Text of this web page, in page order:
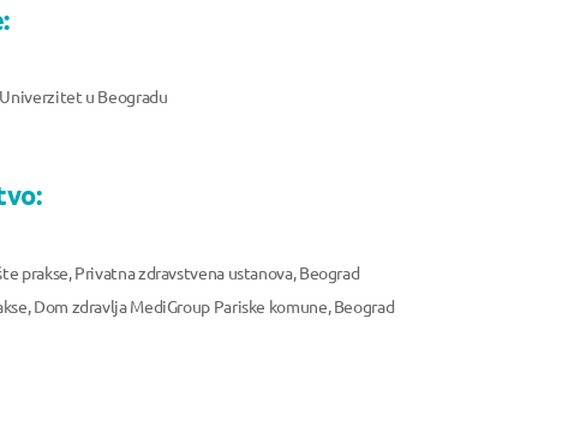
u Beogradu
prakse, Privatna zdravstvena ustanova, Beograd
Dom zdravlja MediGroup Pariske komune, Beograd